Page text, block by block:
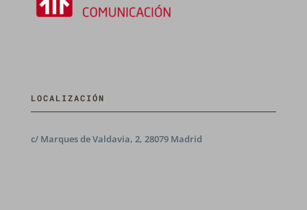
LOCALIZACIÓN
c/ Marques de Valdavia, 2, 28079 Madrid